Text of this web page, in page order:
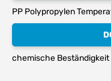
PP Polypropylen
chemische